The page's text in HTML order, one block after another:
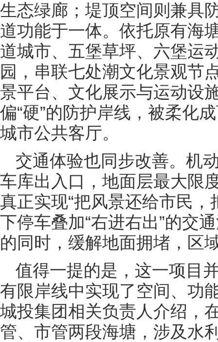
生态绿廊；堤顶空间则兼具
道功能于一体。依托原有海
道城市、五堡草坪、六堡运
园，串联七处潮文化景观节
景平台、文化展示与运动设
偏“硬”的防护岸线，被柔化
城市公共客厅。
交通体验也同步改善。机
车库出入口，地面层最大限
真正实现“把风景还给市民
下停车叠加“右进右出”的交
的同时，缓解地面拥堵，区
值得一提的是，这一项目
有限岸线中实现了空间、功
城投集团相关负责人介绍，
管、市管两段海塘，涉及水